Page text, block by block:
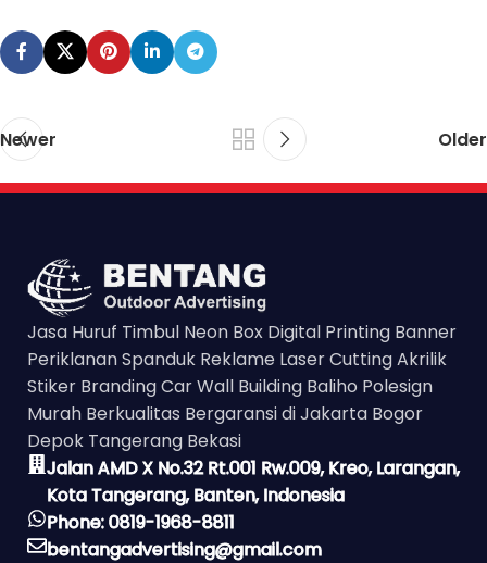
Newer Older
Jasa Huruf Timbul Neon Box Digital Printing Banner
Periklanan Spanduk Reklame Laser Cutting Akrilik
Stiker Branding Car Wall Building Baliho Polesign
Murah Berkualitas Bergaransi di Jakarta Bogor
Depok Tangerang Bekasi
Jalan AMD X No.32 Rt.001 Rw.009, Kreo, Larangan,
Kota Tangerang, Banten, Indonesia
Phone: 0819-1968-8811
bentangadvertising@gmail.com